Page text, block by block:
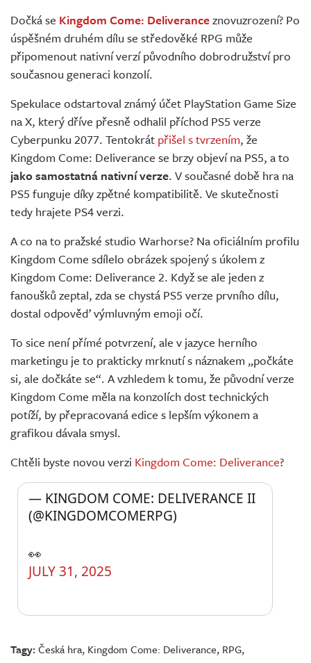
Živě
Dočká se Kingdom Come: Deliveranceznovuzrození? Po
úspěšném druhém dílu se středověké RPG může
připomenout nativní verzí původního dobrodružství pro
současnou generaci konzolí.
Spekulace odstartoval známý účet PlayStation Game Size
na X, který dříve přesně odhalil příchod PS5 verze
Cyberpunku 2077. Tentokrát přišel s tvrzením, že
Kingdom Come: Deliverance se brzy objeví na PS5, a to
jako samostatná nativní verze. V současné době hra na
PS5 funguje díky zpětné kompatibilitě. Ve skutečnosti
tedy hrajete PS4 verzi.
A co na to pražské studio Warhorse? Na oficiálním profilu
Kingdom Come sdílelo obrázek spojený s úkolem z
Kingdom Come: Deliverance 2. Když se ale jeden z
fanoušků zeptal, zda se chystá PS5 verze prvního dílu,
dostal odpověď výmluvným emoji očí.
To sice není přímé potvrzení, ale v jazyce herního
marketingu je to prakticky mrknutí s náznakem „počkáte
si, ale dočkáte se“. A vzhledem k tomu, že původní verze
Kingdom Come měla na konzolích dost technických
potíží, by přepracovaná edice s lepším výkonem a
grafikou dávala smysl.
Chtěli byste novou verzi Kingdom Come: Deliverance?
👀
— KINGDOM COME: DELIVERANCE II
(@KINGDOMCOMERPG)
JULY 31, 2025
Tagy:Česká hra, Kingdom Come: Deliverance, RPG,